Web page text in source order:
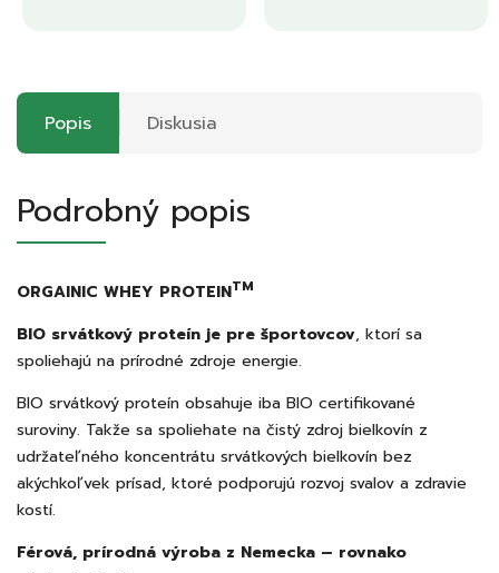
Popis Diskusia
Podrobný popis
ORGAINIC WHEY PROTEINTM
BIO srvátkový proteín je pre športovcov, ktorí sa
spoliehajú na prírodné zdroje energie.
BIO srvátkový proteín obsahuje iba BIO certifikované
suroviny. Takže sa spoliehate na čistý zdroj bielkovín z
udržateľného koncentrátu srvátkových bielkovín bez
akýchkoľvek prísad, ktoré podporujú rozvoj svalov a zdravie
kostí.
Férová, prírodná výroba z Nemecka – rovnako